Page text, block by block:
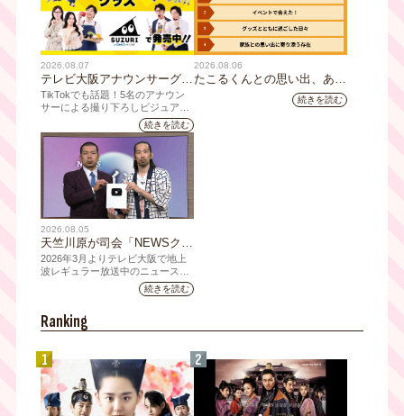
2026.08.07
テレビ大阪アナウンサーグッ
ズの新商品 8月8日(土)に発
売！ テーマは「個性全開」5
人それぞれの"らしさ"を詰め
込んだアイテムが登場
TikTokでも話題！5名のアナウン
サーによる撮り下ろしビジュアル
を使用した新グッズを発売続きを読む
2026.08.06
たこるくんとの思い出、あり
ますか？会員のみなさんに聞
続きを読む
2026.08.05
天竺川原が司会「NEWSクラ
イシス」チャンネル登録者数
10万人突破！テレビ大阪の番
組史上最速記録を更新
2026年3月よりテレビ大阪で地上
波レギュラー放送中のニュース番
組「NEWSクライシス」が、この
たび2026年7月12日(日)に、
人を達成しました。
続きを読む
Ranking
1 2